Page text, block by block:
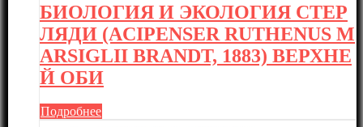
БИОЛОГИЯ И ЭКОЛОГИЯ СТЕР
ЛЯДИ (ACIPENSER RUTHENUS M
ARSIGLII BRANDT, 1883) ВЕРХНЕ
Й ОБИ
Подробнее